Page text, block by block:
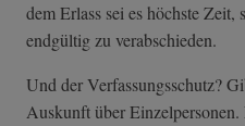
dem Erlass sei es höchste
endgültig zu verabschieden.
Und der Verfassungsschutz?
Auskunft über